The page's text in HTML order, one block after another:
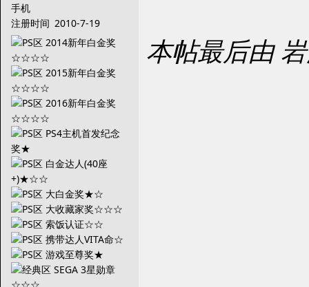
手机
注册时间 2010-7-19
本帖最后由